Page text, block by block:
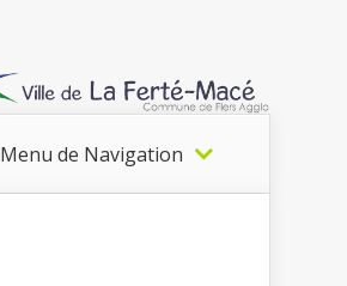
Menu de Navigation